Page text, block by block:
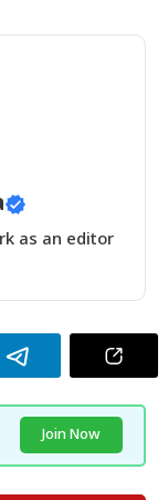
as an editor
Join Now